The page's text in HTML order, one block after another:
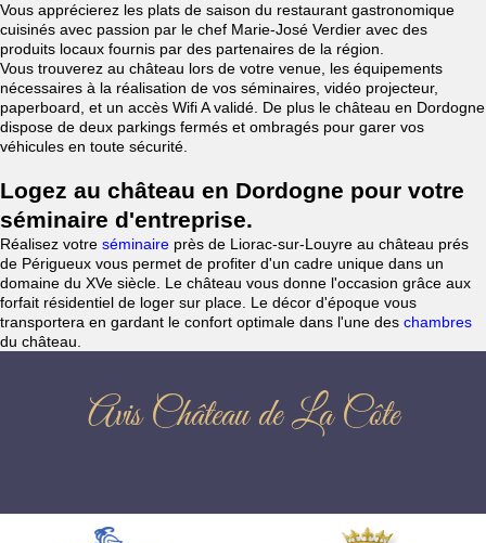
Vous apprécierez les plats de saison du restaurant gastronomique
cuisinés avec passion par le chef Marie-José Verdier avec des
produits locaux fournis par des partenaires de la région.
Vous trouverez au château lors de votre venue, les équipements
nécessaires à la réalisation de vos séminaires, vidéo projecteur,
paperboard, et un accès Wifi A validé. De plus le château en Dordogne
dispose de deux parkings fermés et ombragés pour garer vos
véhicules en toute sécurité.
Logez au château en Dordogne pour votre
séminaire d'entreprise.
Réalisez votre séminaire près de Liorac-sur-Louyre au château prés
de Périgueux vous permet de profiter d'un cadre unique dans un
domaine du XVe siècle. Le château vous donne l'occasion grâce aux
forfait résidentiel de loger sur place. Le décor d'époque vous
transportera en gardant le confort optimale dans l'une des chambres
du château.
Avis Château de La Côte